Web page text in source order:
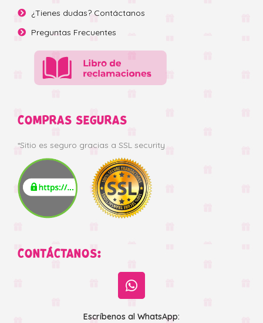
¿Tienes dudas? Contáctanos
Preguntas Frecuentes
COMPRAS SEGURAS
*Sitio es seguro gracias a SSL security
CONTÁCTANOS:
Escríbenos al WhatsApp: